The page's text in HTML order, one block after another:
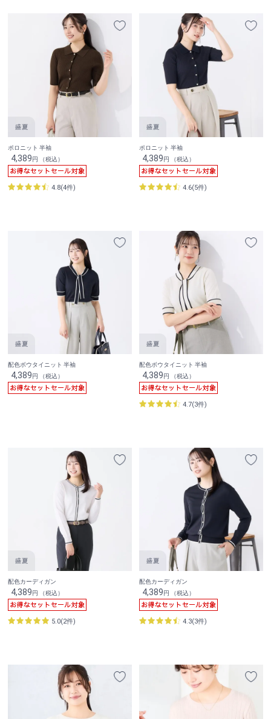
ポロニット 半袖
4,389円 （税込）
4.8(4件)
ポロニット 半袖
4,389円 （税込）
4.6(5件)
配色ボウタイニット 半袖
4,389円 （税込）
配色ボウタイニット 半袖
4,389円 （税込）
4.7(3件)
配色カーディガン
4,389円 （税込）
5.0(2件)
配色カーディガン
4,389円 （税込）
4.3(3件)